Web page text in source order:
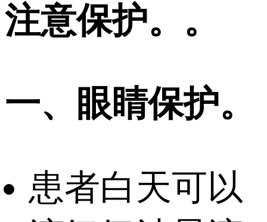
注意保护。。
一、眼睛保护。
患者白天可以